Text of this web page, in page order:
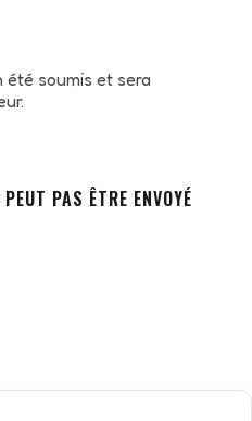
été soumis et sera
PAS ÊTRE ENVOYÉ